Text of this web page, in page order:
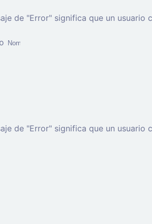
de "Error" significa que un
de "Error" significa que un